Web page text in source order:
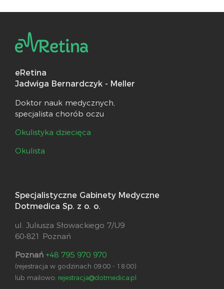
eRetina
Jadwiga Bernardczyk - Meller
Doktor nauk medycznych,
specjalista chorób oczu
Okulistyka dziecięca
Okulista
Specjalistyczne Gabinety Medyczne
Dotmedica Sp. z o. o.
ul. Juliusza Słowackiego 7/U9
60-821 Poznań
Poznań +48 795 970 970
(rejestracja w godzinach 09:00 - 18:00)
lub mailowo: rejestracja@dotmedica.pl